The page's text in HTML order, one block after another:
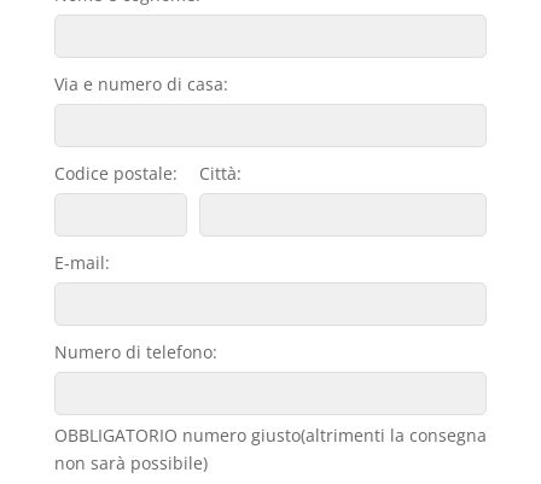
Via e numero di casa:
Codice postale: Città:
E-mail:
Numero di telefono:
OBBLIGATORIO numero giusto(altrimenti la consegna
non sarà possibile)